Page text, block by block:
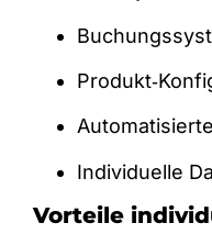
Individuelle
Vorteile